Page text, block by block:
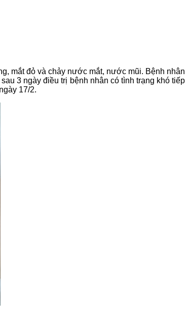
mắt đỏ và chảy nước mắt, nước mũi. Bệnh nhân
3 ngày điều trị bệnh nhân có tình trạng khó tiếp
17/2.